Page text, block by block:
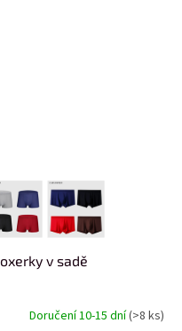
v sadě
Doručení 10-15 dní(>8 ks)